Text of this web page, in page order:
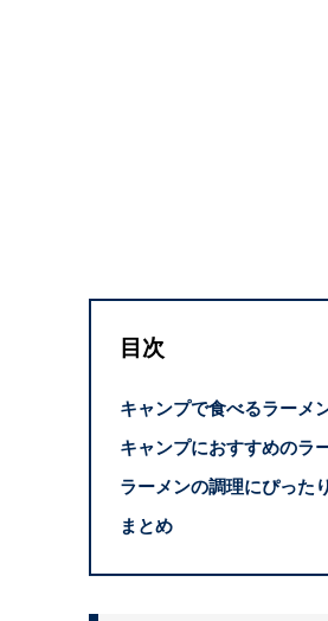
目次
キャンプで食べるラーメ
キャンプにおすすめのラ
ラーメンの調理にぴった
まとめ